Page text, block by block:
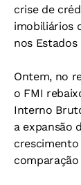
crise de
imobiliários
nos Estados
Ontem, no
o FMI
Interno
a expansão
crescimento